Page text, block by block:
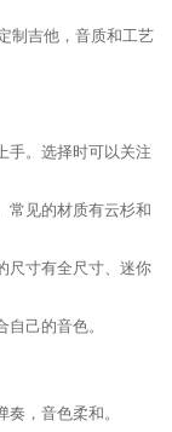
制吉他，音质和工艺
手。选择时可以关注
常见的材质有云杉和
尺寸有全尺寸、迷你
己的音色。
，音色柔和。